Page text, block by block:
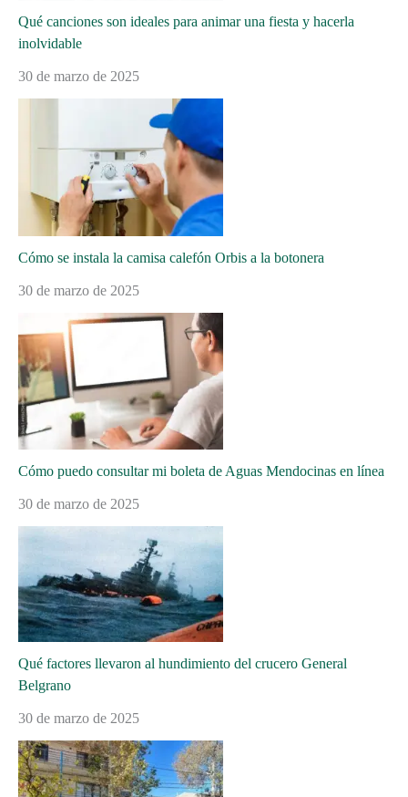
Qué canciones son ideales para animar una fiesta y hacerla
inolvidable
30 de marzo de 2025
Cómo se instala la camisa calefón Orbis a la botonera
30 de marzo de 2025
Cómo puedo consultar mi boleta de Aguas Mendocinas en línea
30 de marzo de 2025
Qué factores llevaron al hundimiento del crucero General
Belgrano
30 de marzo de 2025